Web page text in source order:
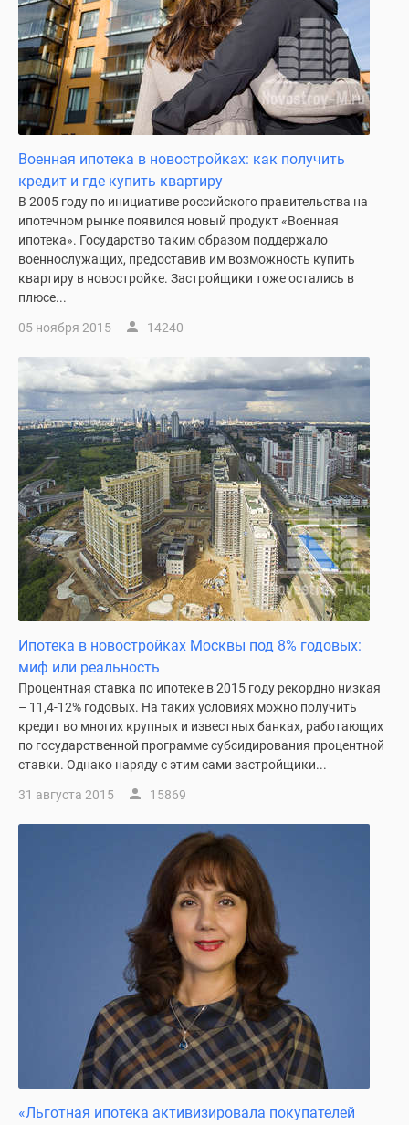
Дзен
Машино-
места
Апартаменты
#траншевая
ипотека
#рассрочка
ИТ-
ипотека
Квартиры
скидками
41%
Видео
новостроек
Субсидированная
застройщиком
Rutube
Поиск
дома
Москве
Программа
реновации
Москве
премиум-
класса
Новостройки
бизнес-
класса
Рассрочка
Траншевая
Дома
Строящиеся
коттеджные
поселки
Военная ипотека в новостройках: как получить
кредит и где купить квартиру
В 2005 году по инициативе российского правительства на
ипотечном рынке появился новый продукт «Военная
ипотека». Государство таким образом поддержало
военнослужащих, предоставив им возможность купить
квартиру в новостройке. Застройщики тоже остались в
плюсе...
05 ноября 2015 14240
Ипотека в новостройках Москвы под 8% годовых:
миф или реальность
Процентная ставка по ипотеке в 2015 году рекордно низкая
– 11,4-12% годовых. На таких условиях можно получить
кредит во многих крупных и известных банках, работающих
по государственной программе субсидирования процентной
ставки. Однако наряду с этим сами застройщики...
31 августа 2015 15869
«Льготная ипотека активизировала покупателей